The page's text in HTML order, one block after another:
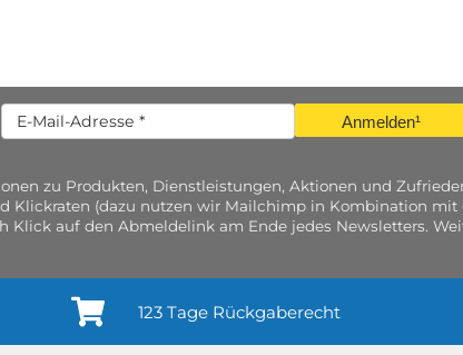
Anmelden¹
zu Produkten, Dienstleistungen, Aktionen und
Klickraten (dazu nutzen wir Mailchimp in Kombination
auf den Abmeldelink am Ende jedes Newsletters.
123 Tage Rückgaberecht